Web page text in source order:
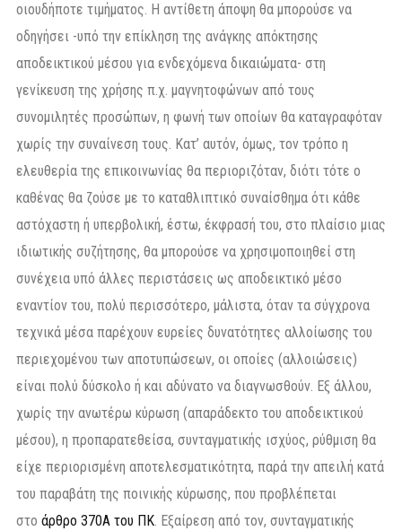
οιουδήποτε τιμήματος. Η αντίθετη άποψη θα μπορούσε να
οδηγήσει -υπό την επίκληση της ανάγκης απόκτησης
αποδεικτικού μέσου για ενδεχόμενα δικαιώματα- στη
γενίκευση της χρήσης π.χ. μαγνητοφώνων από τους
συνομιλητές προσώπων, η φωνή των οποίων θα καταγραφόταν
χωρίς την συναίνεση τους. Κατ’ αυτόν, όμως, τον τρόπο η
ελευθερία της επικοινωνίας θα περιοριζόταν, διότι τότε ο
καθένας θα ζούσε με το καταθλιπτικό συναίσθημα ότι κάθε
αστόχαστη ή υπερβολική, έστω, έκφρασή του, στο πλαίσιο μιας
ιδιωτικής συζήτησης, θα μπορούσε να χρησιμοποιηθεί στη
συνέχεια υπό άλλες περιστάσεις ως αποδεικτικό μέσο
εναντίον του, πολύ περισσότερο, μάλιστα, όταν τα σύγχρονα
τεχνικά μέσα παρέχουν ευρείες δυνατότητες αλλοίωσης του
περιεχομένου των αποτυπώσεων, οι οποίες (αλλοιώσεις)
είναι πολύ δύσκολο ή και αδύνατο να διαγνωσθούν. Εξ άλλου,
χωρίς την ανωτέρω κύρωση (απαράδεκτο του αποδεικτικού
μέσου), η προπαρατεθείσα, συνταγματικής ισχύος, ρύθμιση θα
είχε περιορισμένη αποτελεσματικότητα, παρά την απειλή κατά
του παραβάτη της ποινικής κύρωσης, που προβλέπεται
στο άρθρο 370Α του ΠΚ. Εξαίρεση από τον, συνταγματικής